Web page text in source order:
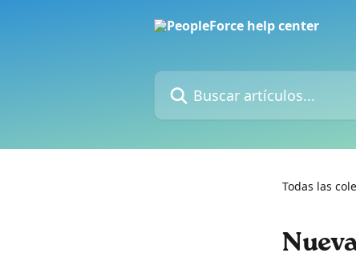
Buscar artículos...
Todas las